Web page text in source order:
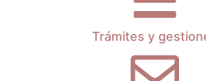
Trámites y